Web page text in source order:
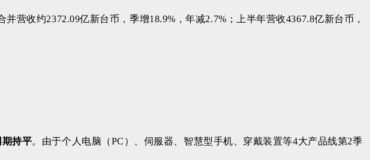
营收约2372.09亿新台币，季增18.9%，年减2.7%；上半年营收4367.8亿新台币，
期持平。 由于个人电脑（PC）、伺服器、智慧型手机、穿戴装置等4大产品线第2季